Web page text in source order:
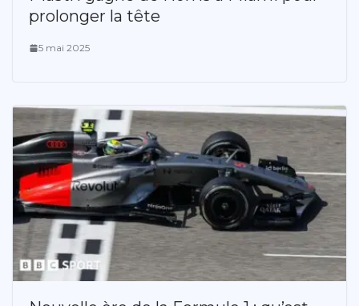
prolonger la tête
5 mai 2025